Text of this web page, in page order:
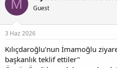
b
u
u
b
a
l
ç
M Guest
3 Haz 2026
Kılıçdaroğlu'nun İmamoğlu
başkanlık teklif ettiler"